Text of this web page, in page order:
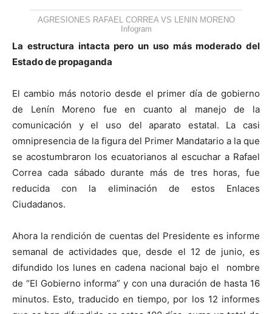
AGRESIONES RAFAEL CORREA VS LENIN MORENO
Infogram
La estructura intacta pero un uso más moderado del
Estado de propaganda
El cambio más notorio desde el primer día de gobierno
de Lenín Moreno fue en cuanto al manejo de la
comunicación y el uso del aparato estatal. La casi
omnipresencia de la figura del Primer Mandatario a la que
se acostumbraron los ecuatorianos al escuchar a Rafael
Correa cada sábado durante más de tres horas, fue
reducida con la eliminación de estos Enlaces
Ciudadanos.
Ahora la rendición de cuentas del Presidente es informe
semanal de actividades que, desde el 12 de junio, es
difundido los lunes en cadena nacional bajo el nombre
de “El Gobierno informa” y con una duración de hasta 16
minutos. Esto, traducido en tiempo, por los 12 informes